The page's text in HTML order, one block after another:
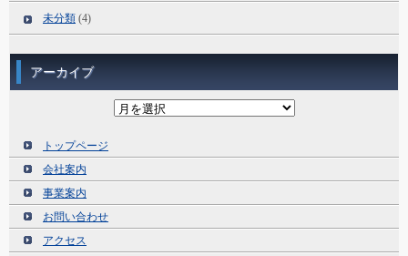
未分類 (4)
アーカイブ
ブ
トップページ
会社案内
事業案内
お問い合わせ
アクセス